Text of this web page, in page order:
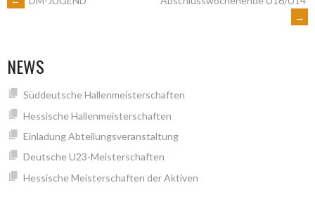
→
NEWS
Süddeutsche Hallenmeisterschaften
Hessische Hallenmeisterschaften
Einladung Abteilungsveranstaltung
Deutsche U23-Meisterschaften
Hessische Meisterschaften der Aktiven